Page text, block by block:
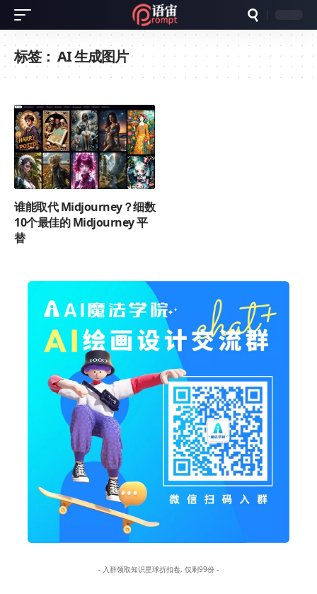
标签： AI 生成图片
谁能取代 Midjourney？细数
10个最佳的 Midjourney 平
替
- 入群领取知识星球折扣卷, 仅剩99份 -